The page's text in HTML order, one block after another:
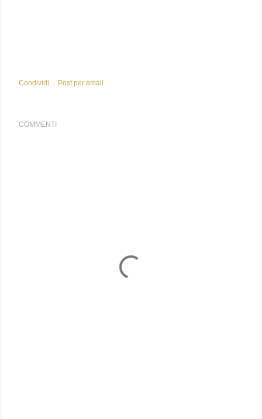
Condividi Post per email
COMMENTI